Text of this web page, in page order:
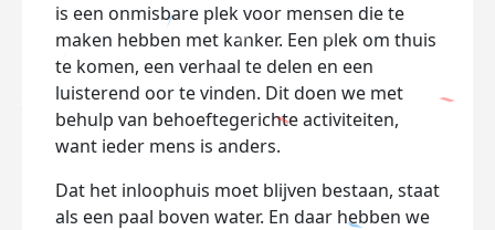
is een onmisbare plek voor mensen die te
maken hebben met kanker. Een plek om thuis
te komen, een verhaal te delen en een
luisterend oor te vinden. Dit doen we met
behulp van behoeftegerichte activiteiten,
want ieder mens is anders.
Dat het inloophuis moet blijven bestaan, staat
als een paal boven water. En daar hebben we